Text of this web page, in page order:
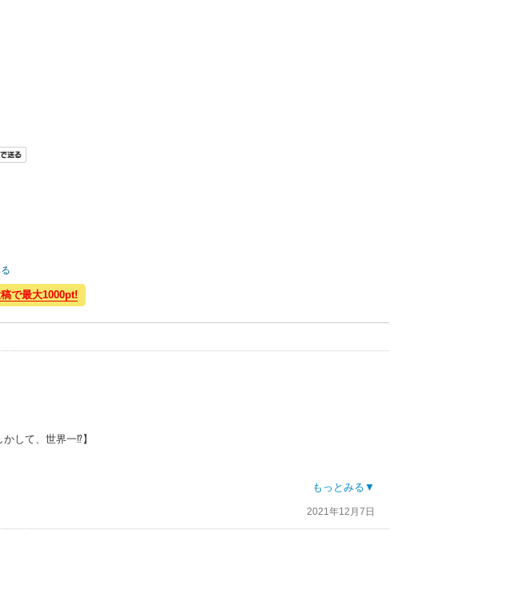
で最大1000pt!
して、世界一⁉】
た
ぎ‼️最高‼️大好き‼️
もっとみる▼
2021年12月7日